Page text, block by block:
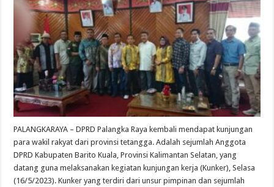
PALANGKARAYA – DPRD Palangka Raya kembali mendapat kunjungan
para wakil rakyat dari provinsi tetangga. Adalah sejumlah Anggota
DPRD Kabupaten Barito Kuala, Provinsi Kalimantan Selatan, yang
datang guna melaksanakan kegiatan kunjungan kerja (Kunker), Selasa
(16/5/2023). Kunker yang terdiri dari unsur pimpinan dan sejumlah